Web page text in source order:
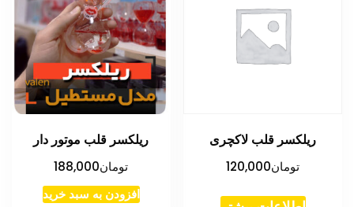
ریلکسر قلب لاکچری
تومان120,000
ریلکسر قلب موتور دار
تومان188,000
افزودن به سبد خرید